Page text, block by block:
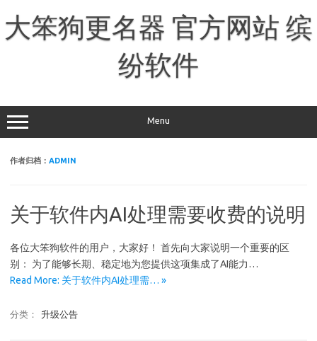
正大笨狗更名器 官方网站 缤
纷软件
Menu
作者归档： ADMIN
关于软件内AI处理需要收费的说明
各位大笨狗软件的用户，大家好！ 首先向大家说明一个重要的区
别： 为了能够长期、稳定地为您提供这项集成了AI能力…
Read More: 关于软件内AI处理需… »
分类： 升级公告